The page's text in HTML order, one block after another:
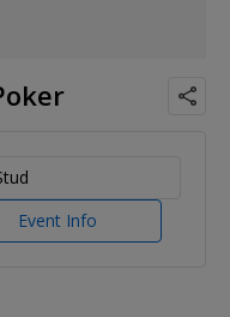
Event Info